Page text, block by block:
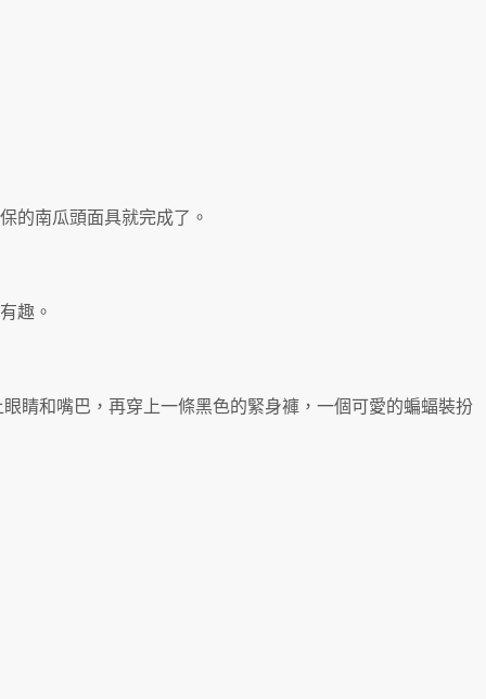
的南瓜頭面具就完成了。
趣。
睛和嘴巴，再穿上一條黑色的緊身褲，一個可愛的蝙蝠裝扮